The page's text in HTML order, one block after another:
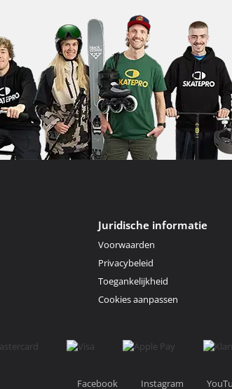
Juridische informatie
Voorwaarden
Privacybeleid
Toegankelijkheid
Cookies aanpassen
Facebook Instagram